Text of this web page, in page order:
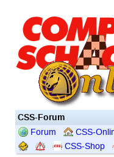
CSS-Forum
Forum CSS-
CSS-Shop